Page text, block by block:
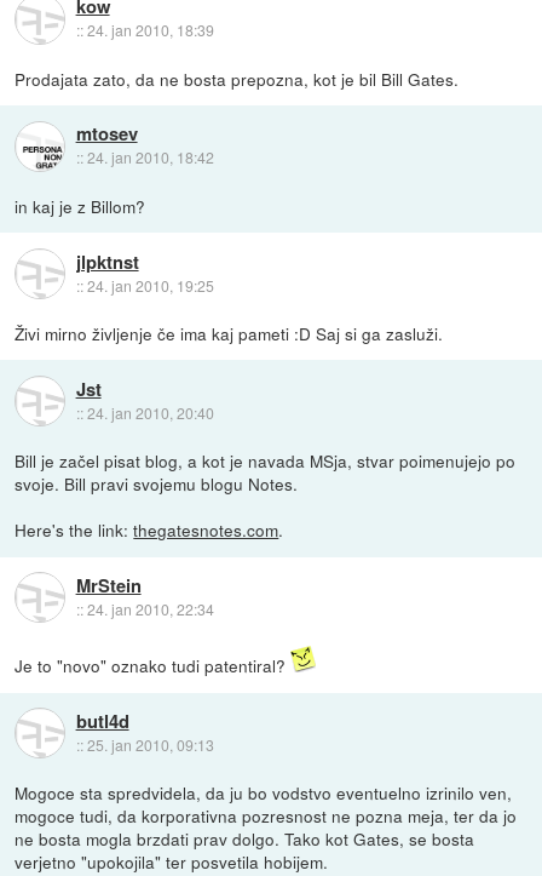
kow
::24. jan 2010, 18:39
Prodajata zato, da ne bosta prepozna, kot je bil Bill Gates.
mtosev
::24. jan 2010, 18:42
in kaj je z Billom?
jlpktnst
::24. jan 2010, 19:25
Živi mirno življenje če ima kaj pameti :D Saj si ga zasluži.
Jst
::24. jan 2010, 20:40
Bill je začel pisat blog, a kot je navada MSja, stvar poimenujejo po
svoje. Bill pravi svojemu blogu Notes.
Here's the link:thegatesnotes.com.
MrStein
::24. jan 2010, 22:34
Je to "novo" oznako tudi patentiral?
butl4d
::25. jan 2010, 09:13
Mogoce sta spredvidela, da ju bo vodstvo eventuelno izrinilo ven,
mogoce tudi, da korporativna pozresnost ne pozna meja, ter da jo
ne bosta mogla brzdati prav dolgo. Tako kot Gates, se bosta
verjetno "upokojila" ter posvetila hobijem.